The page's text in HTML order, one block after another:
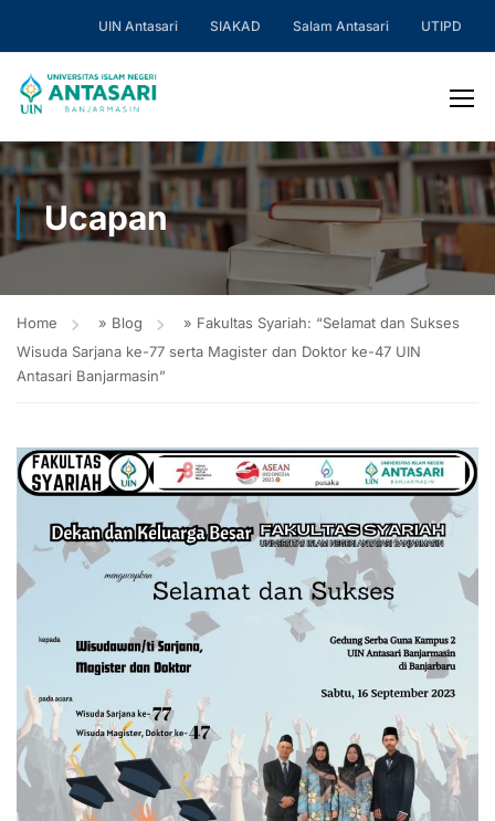
UIN Antasari SIAKAD Salam Antasari UTIPD
Ucapan
Home » Blog » Fakultas Syariah: “Selamat dan Sukses
Wisuda Sarjana ke-77 serta Magister dan Doktor ke-47 UIN
Antasari Banjarmasin”